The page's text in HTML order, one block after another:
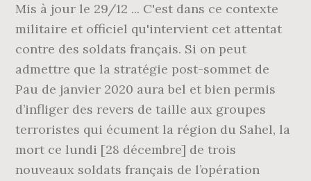
Mis à jour le 29/12 ... C'est dans ce contexte
militaire et officiel qu'intervient cet attentat
contre des soldats français. Si on peut
admettre que la stratégie post-sommet de
Pau de janvier 2020 aura bel et bien permis
d’infliger des revers de taille aux groupes
terroristes qui écument la région du Sahel, la
mort ce lundi [28 décembre] de trois
nouveaux soldats français de l’opération